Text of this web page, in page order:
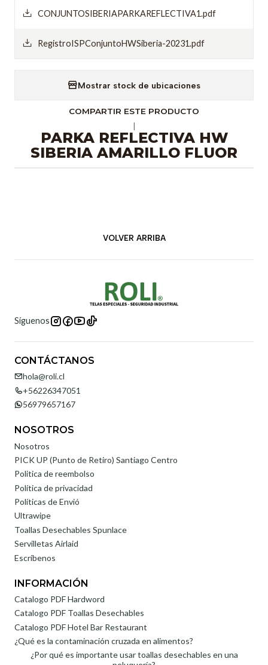
CONJUNTOSIBERIAPARKAREFLECTIVA1.pdf
RegistroISPConjuntoHWSiberia-20231.pdf
Mostrar stock de ubicaciones
COMPARTIR ESTE PRODUCTO
PARKA REFLECTIVA HW
SIBERIA AMARILLO FLUOR
VOLVER ARRIBA
Síguenos
CONTÁCTANOS
hola@roli.cl
+56226347051
56979657167
NOSOTROS
Nosotros
PICK UP (Punto de Retiro) Santiago Centro
Politica de reembolso
Política de privacidad
Políticas de Envió
Ultrawipe
Toallas Desechables Spunlace
Servilletas Airlaid
Escríbenos
INFORMACIÓN
Catalogo PDF Hardword
Catalogo PDF Toallas Desechables
Catalogo PDF Hotel Bar Restaurant
¿Qué es la contaminación cruzada en alimentos?
¿Por qué es importante usar toallas desechables en una